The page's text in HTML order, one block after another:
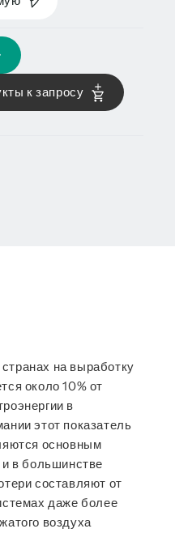
к запросу
на выработку
около 10% от
в
этот показатель
основным
в большинстве
составляют от
даже более
воздуха